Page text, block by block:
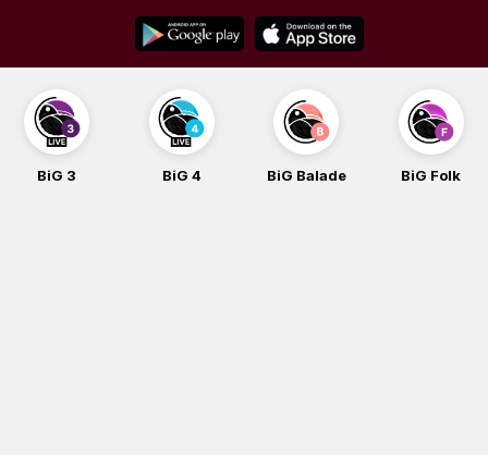
content
BiG 3 BiG 4 BiG Balade BiG Folk